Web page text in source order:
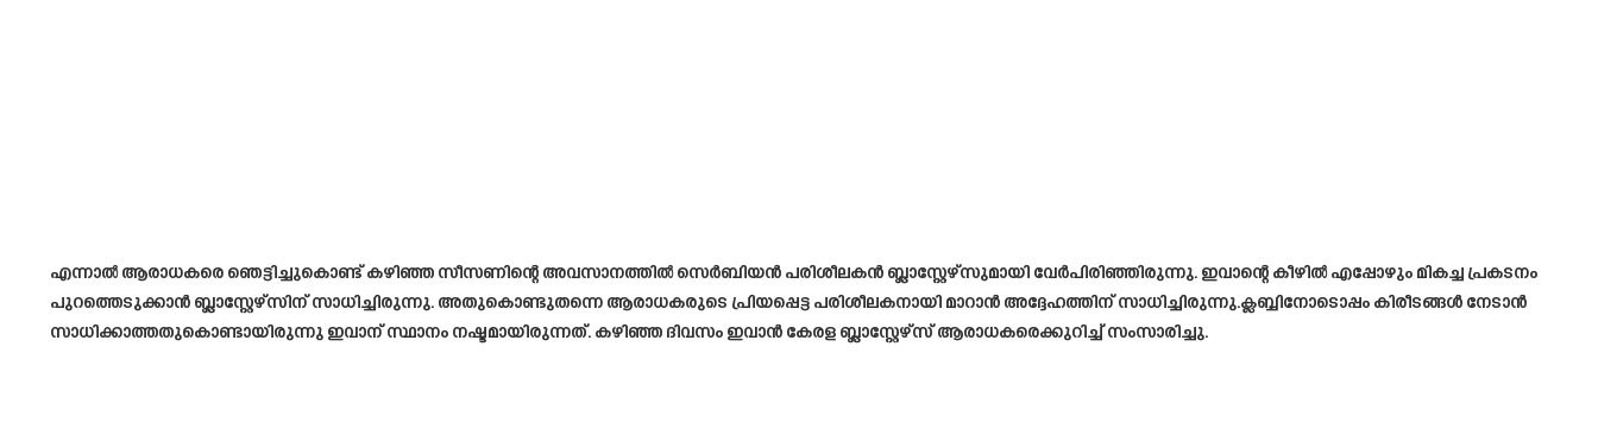
എന്നാൽ ആരാധകരെ ഞെട്ടിച്ചുകൊണ്ട് കഴിഞ്ഞ സീസണിന്റെ അവസാനത്തിൽ സെർബിയൻ പരിശീലകൻ ബ്ലാസ്റ്റേഴ്‌സുമായി വേർപിരിഞ്ഞിരുന്നു. ഇവാന്റെ കീഴിൽ എപ്പോഴും മികച്ച പ്രകടനം
പുറത്തെടുക്കാൻ ബ്ലാസ്റ്റേഴ്സിന് സാധിച്ചിരുന്നു. അതുകൊണ്ടുതന്നെ ആരാധകരുടെ പ്രിയപ്പെട്ട പരിശീലകനായി മാറാൻ അദ്ദേഹത്തിന് സാധിച്ചിരുന്നു.ക്ലബ്ബിനോടൊപ്പം കിരീടങ്ങൾ നേടാൻ
സാധിക്കാത്തതുകൊണ്ടായിരുന്നു ഇവാന് സ്ഥാനം നഷ്ടമായിരുന്നത്. കഴിഞ്ഞ ദിവസം ഇവാൻ കേരള ബ്ലാസ്റ്റേഴ്‌സ് ആരാധകരെക്കുറിച്ച് സംസാരിച്ചു.